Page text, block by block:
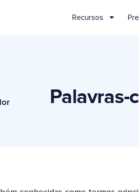
Recursos
Palavras-